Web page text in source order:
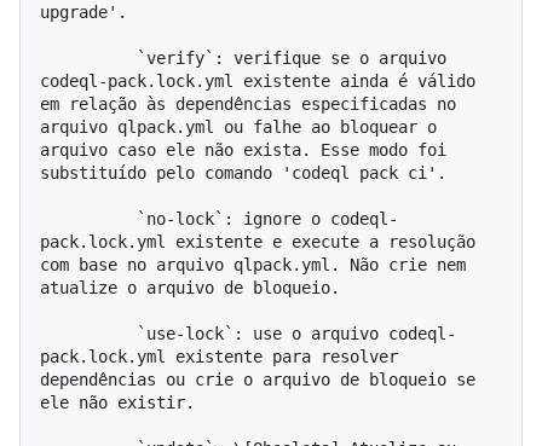
upgrade'.
codeql-pack.lock.yml existente ainda é válido
em relação às dependências especificadas no
arquivo qlpack.yml ou falhe ao bloquear o
arquivo caso ele não exista. Esse modo foi
substituído pelo comando 'codeql pack ci'.
pack.lock.yml existente e execute a resolução
com base no arquivo qlpack.yml. Não crie nem
atualize o arquivo de bloqueio.
pack.lock.yml existente para resolver
dependências ou crie o arquivo de bloqueio se
ele não existir.